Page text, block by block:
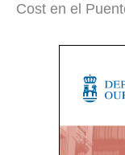
Cost en el